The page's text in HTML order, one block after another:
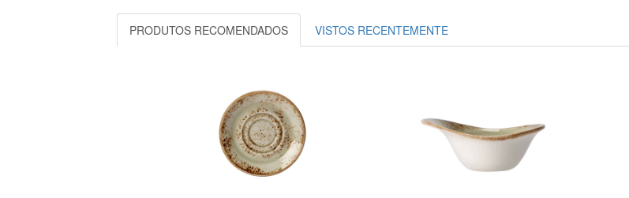
PRODUTOS RECOMENDADOS VISTOS RECENTEMENTE